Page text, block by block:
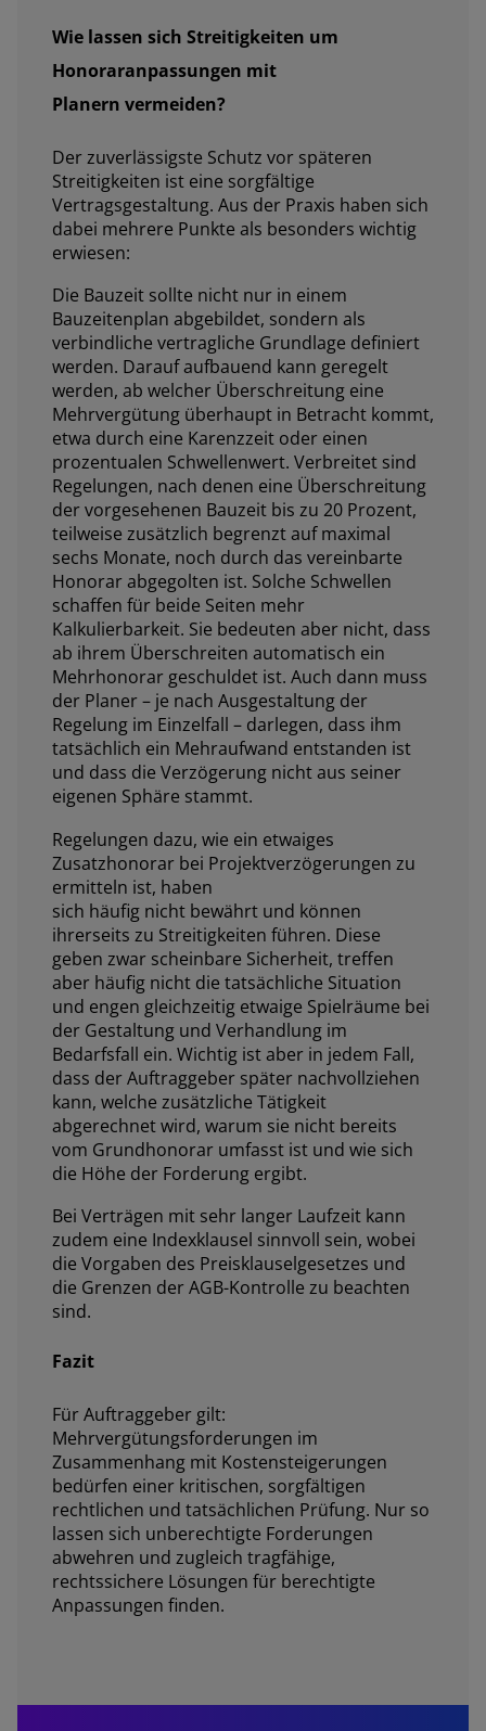
Wie lassen sich Streitigkeiten um
Honoraranpassungen mit
Planern vermeiden?
Der zuverlässigste Schutz vor späteren
Streitigkeiten ist eine sorgfältige
Vertragsgestaltung. Aus der Praxis haben sich
dabei mehrere Punkte als besonders wichtig
erwiesen:
Die Bauzeit sollte nicht nur in einem
Bauzeitenplan abgebildet, sondern als
verbindliche vertragliche Grundlage definiert
werden. Darauf aufbauend kann geregelt
werden, ab welcher Überschreitung eine
Mehrvergütung überhaupt in Betracht kommt,
etwa durch eine Karenzzeit oder einen
prozentualen Schwellenwert. Verbreitet sind
Regelungen, nach denen eine Überschreitung
der vorgesehenen Bauzeit bis zu 20 Prozent,
teilweise zusätzlich begrenzt auf maximal
sechs Monate, noch durch das vereinbarte
Honorar abgegolten ist. Solche Schwellen
schaffen für beide Seiten mehr
Kalkulierbarkeit. Sie bedeuten aber nicht, dass
ab ihrem Überschreiten automatisch ein
Mehrhonorar geschuldet ist. Auch dann muss
der Planer – je nach Ausgestaltung der
Regelung im Einzelfall – darlegen, dass ihm
tatsächlich ein Mehraufwand entstanden ist
und dass die Verzögerung nicht aus seiner
eigenen Sphäre stammt.
Regelungen dazu, wie ein etwaiges
Zusatzhonorar bei Projektverzögerungen zu
ermitteln ist, haben
sich häufig nicht bewährt und können
ihrerseits zu Streitigkeiten führen. Diese
geben zwar scheinbare Sicherheit, treffen
aber häufig nicht die tatsächliche Situation
und engen gleichzeitig etwaige Spielräume bei
der Gestaltung und Verhandlung im
Bedarfsfall ein. Wichtig ist aber in jedem Fall,
dass der Auftraggeber später nachvollziehen
kann, welche zusätzliche Tätigkeit
abgerechnet wird, warum sie nicht bereits
vom Grundhonorar umfasst ist und wie sich
die Höhe der Forderung ergibt.
Bei Verträgen mit sehr langer Laufzeit kann
zudem eine Indexklausel sinnvoll sein, wobei
die Vorgaben des Preisklauselgesetzes und
die Grenzen der AGB-Kontrolle zu beachten
sind.
Fazit
Für Auftraggeber gilt:
Mehrvergütungsforderungen im
Zusammenhang mit Kostensteigerungen
bedürfen einer kritischen, sorgfältigen
rechtlichen und tatsächlichen Prüfung. Nur so
lassen sich unberechtigte Forderungen
abwehren und zugleich tragfähige,
rechtssichere Lösungen für berechtigte
Anpassungen finden.